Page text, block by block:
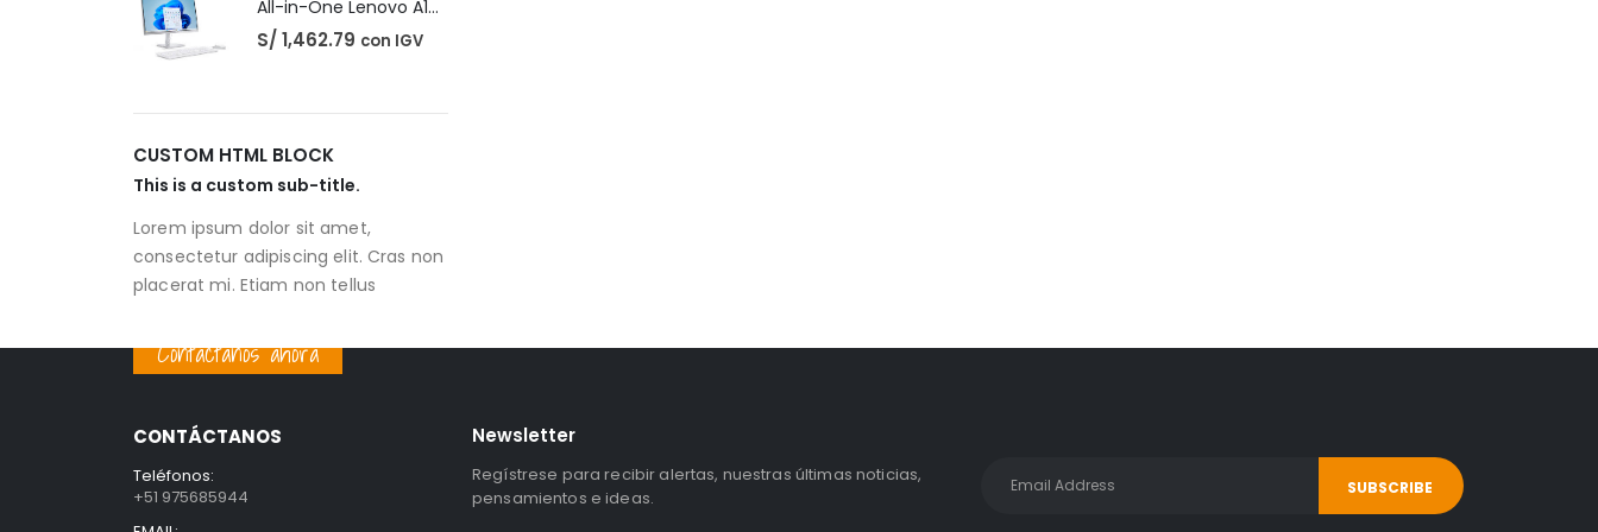
All-in-One Lenovo A100
S/1,462.79 con IGV
CUSTOM HTML BLOCK
This is a custom sub-title.
Lorem ipsum dolor sit amet,
consectetur adipiscing elit. Cras non
placerat mi. Etiam non tellus
Contáctanos ahora
CONTÁCTANOS
Teléfonos:
+51 975685944
Newsletter
Regístrese para recibir alertas, nuestras últimas noticias,
pensamientos e ideas.